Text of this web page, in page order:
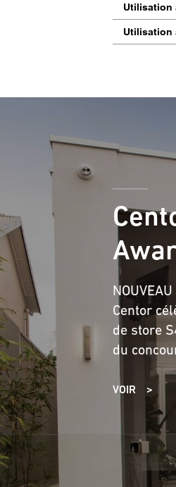
Utilisation
Utilisation
Centor
de store
du
VOIR